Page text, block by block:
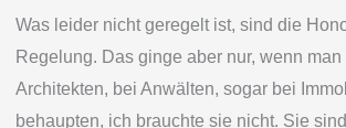
Was leider nicht geregelt ist, sind die
Regelung. Das ginge aber nur, wenn
Architekten, bei Anwälten, sogar bei
behaupten, ich brauchte sie nicht. Sie